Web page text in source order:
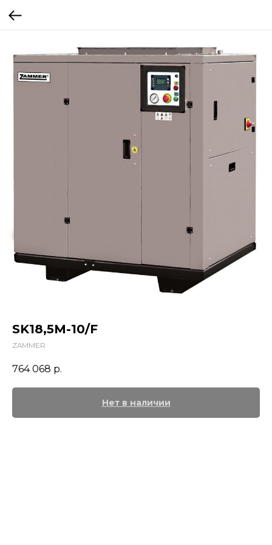
SK18,5M-10/F
ZAMMER
764 068 р.
Нет в наличии